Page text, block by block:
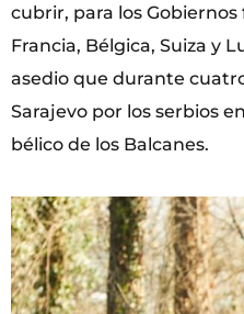
cubrir, para los
Francia, Bélgica, Suiza y
asedio que durante
Sarajevo por los serbios
bélico de los Balcanes.